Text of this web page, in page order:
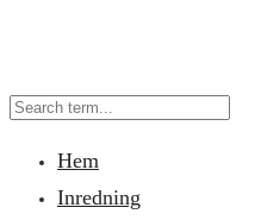
Hem
Inredning